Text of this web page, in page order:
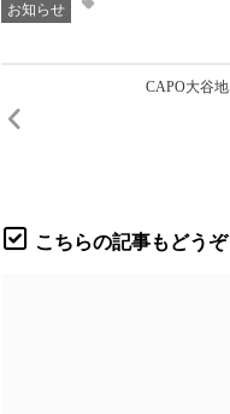
お知らせ
CAPO大谷
こちらの記事もどうぞ